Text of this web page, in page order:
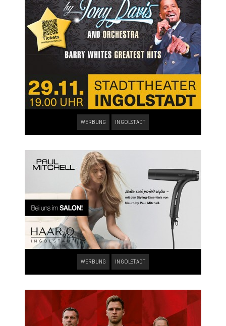
WERBUNG INGOLSTADT
WERBUNG INGOLSTADT